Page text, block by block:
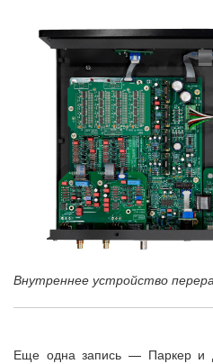
Внутреннее устройство
Еще одна запись — Паркер и